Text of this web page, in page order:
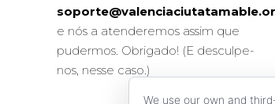
e nós a atenderemos assim que
pudermos. Obrigado! (E desculpe-
nos, nesse caso.)
We use our own and